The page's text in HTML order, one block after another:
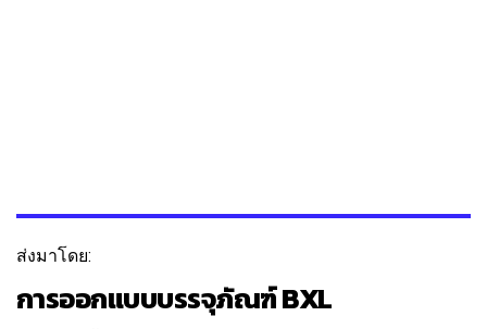
ส่งมาโดย:
การออกแบบบรรจุภัณฑ์ BXL